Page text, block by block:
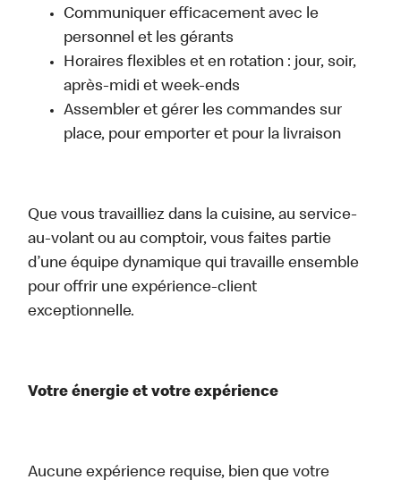
Communiquer efficacement avec le
personnel et les gérants
Horaires flexibles et en rotation : jour, soir,
après-midi et week-ends
Assembler et gérer les commandes sur
place, pour emporter et pour la livraison
Que vous travailliez dans la cuisine, au service-
au-volant ou au comptoir, vous faites partie
d’une équipe dynamique qui travaille ensemble
pour offrir une expérience-client
exceptionnelle.
Votre énergie et votre expérience
Aucune expérience requise, bien que votre